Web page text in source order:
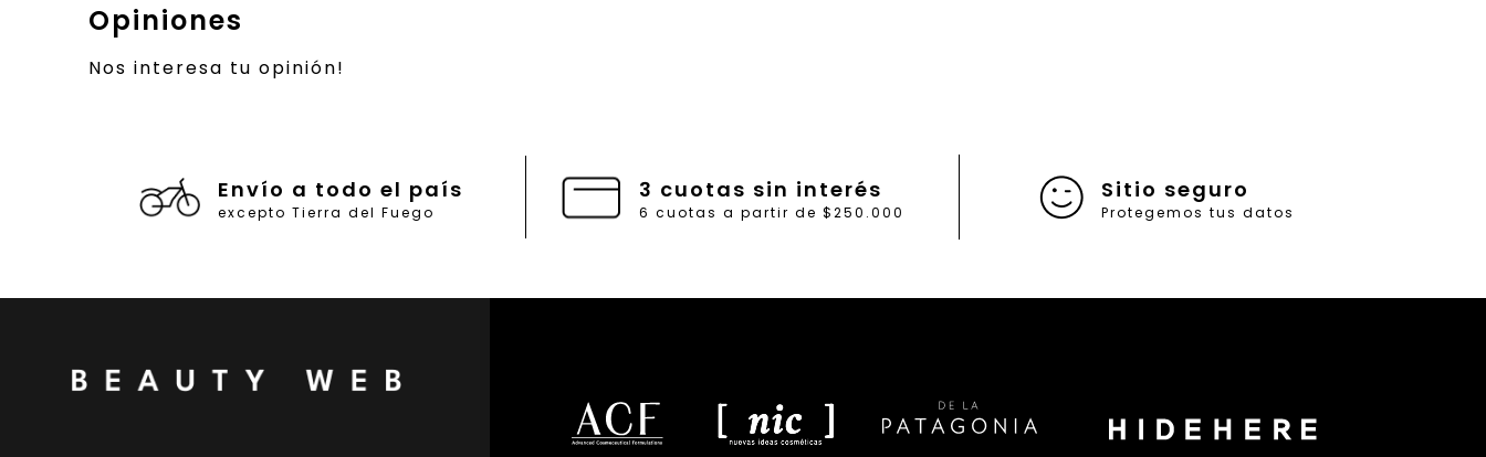
Opiniones
Nos interesa tu opinión!
Envío a todo el país
excepto Tierra del Fuego
3 cuotas sin interés
6 cuotas a partir de $250.000
Sitio seguro
Protegemos tus datos